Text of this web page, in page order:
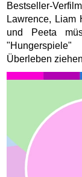
Bestseller-
Lawrence, Liam
und Peeta
Überleben